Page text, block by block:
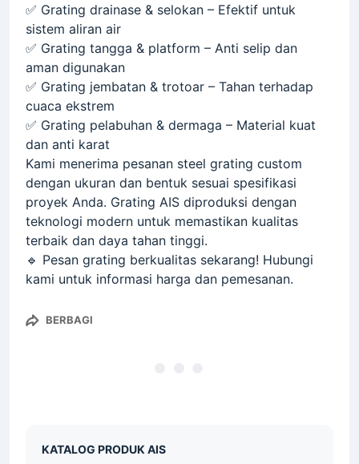
✅ Grating drainase & selokan – Efektif untuk
sistem aliran air
✅ Grating tangga & platform – Anti selip dan
aman digunakan
✅ Grating jembatan & trotoar – Tahan terhadap
cuaca ekstrem
✅ Grating pelabuhan & dermaga – Material kuat
dan anti karat
Kami menerima pesanan steel grating custom
dengan ukuran dan bentuk sesuai spesifikasi
proyek Anda. Grating AIS diproduksi dengan
teknologi modern untuk memastikan kualitas
terbaik dan daya tahan tinggi.
🔹 Pesan grating berkualitas sekarang! Hubungi
kami untuk informasi harga dan pemesanan.
BERBAGI
KATALOG PRODUK AIS